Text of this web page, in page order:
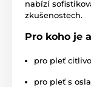
nabízí
zkušenostech.
Pro koho je
pro pleť
pro pleť s